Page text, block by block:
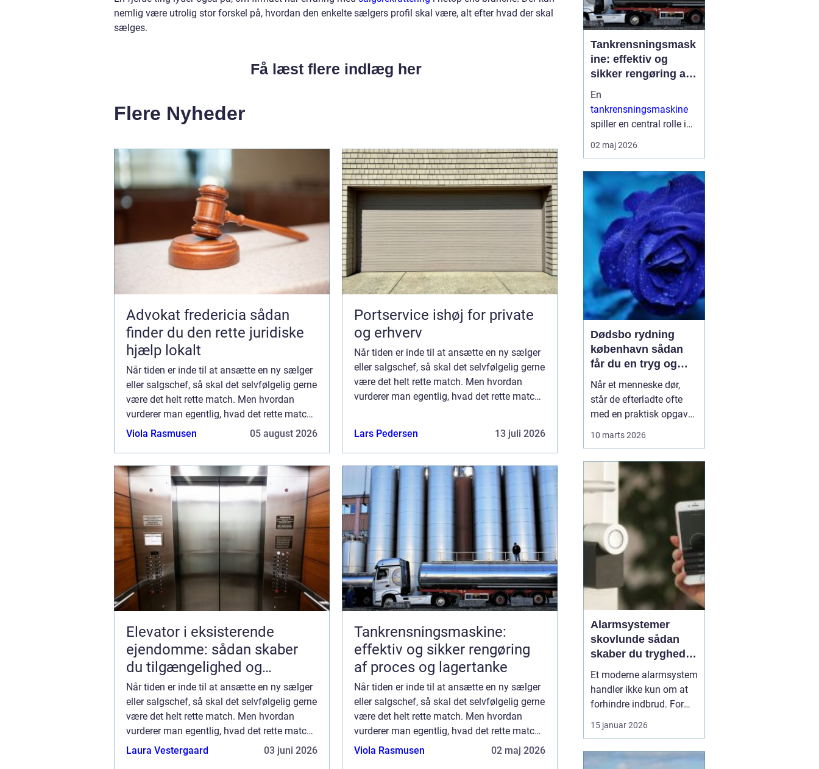
nemlig være utrolig stor forskel på, hvordan den enkelte sælgers profil skal være, alt efter hvad der skal
sælges.
Få læst flere indlæg her
Flere Nyheder
Advokat fredericia sådan
finder du den rette juridiske
hjælp lokalt
Når tiden er inde til at ansætte en ny sælger
eller salgschef, så skal det selvfølgelig gerne
være det helt rette match. Men hvordan
vurderer man egentlig, hvad det rette match
er? Hvis du står overfor en ko...
Viola Rasmusen 05 august 2026
Portservice ishøj for private
og erhverv
Når tiden er inde til at ansætte en ny sælger
eller salgschef, så skal det selvfølgelig gerne
være det helt rette match. Men hvordan
vurderer man egentlig, hvad det rette match
Lars Pedersen
13 juli 2026
Elevator i eksisterende
ejendomme: sådan skaber
du tilgængelighed og
merværdi
Når tiden er inde til at ansætte en ny sælger
eller salgschef, så skal det selvfølgelig gerne
være det helt rette match. Men hvordan
vurderer man egentlig, hvad det rette match
er? Hvis du står overfor en ko...
Laura Vestergaard 03 juni 2026
Tankrensningsmaskine:
effektiv og sikker rengøring
af proces og lagertanke
Når tiden er inde til at ansætte en ny sælger
eller salgschef, så skal det selvfølgelig gerne
være det helt rette match. Men hvordan
vurderer man egentlig, hvad det rette match
er? Hvis du står overfor en ko...
Viola Rasmusen 02 maj 2026
Tankrensningsmask
ine: effektiv og
sikker rengøring af
proces og
lagertanke
En
tankrensningsmaskine
spiller en central rolle i
mange industrier, hvor
hygiejne, sikkerhed og
Når tanke bruges til
fødevarer, pharma, kemi
eller på skibe, sti...
02 maj 2026
Dødsbo rydning
københavn sådan
får du en tryg og
effektiv løsning
Når et menneske dør,
står de efterladte ofte
med en praktisk opgave,
minder i hvert rum, og
samtidig presser
tidsfrister, skifteret og
måske et boligskifte på.
Her kan professionel
10 marts 2026
Alarmsystemer
skovlunde sådan
skaber du tryghed i
hverdagen
Et moderne alarmsystem
handler ikke kun om at
forhindre indbrud. For
mange familier og
virksomheder i
også om ro i maven, når
15 januar 2026